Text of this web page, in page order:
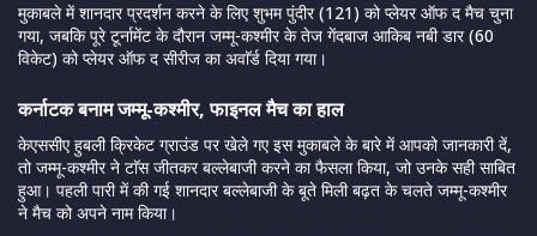
मुकाबले में शानदार प्रदर्शन करने के लिए शुभम पुंदीर (121) को प्लेयर ऑफ द मैच चुना
गया, जबकि पूरे टूर्नामेंट के दौरान जम्मू-कश्मीर के तेज गेंदबाज आकिब नबी डार (60
विकेट) को प्लेयर ऑफ द सीरीज का अवाॅर्ड दिया गया।
कर्नाटक बनाम जम्मू-कश्मीर, फाइनल मैच का हाल
केएससीए हुबली क्रिकेट ग्राउंड पर खेले गए इस मुकाबले के बारे में आपको जानकारी दें,
तो जम्मू-कश्मीर ने टाॅस जीतकर बल्लेबाजी करने का फैसला किया, जो उनके सही साबित
हुआ। पहली पारी में की गई शानदार बल्लेबाजी के बूते मिली बढ़त के चलते जम्मू-कश्मीर
ने मैच को अपने नाम किया।